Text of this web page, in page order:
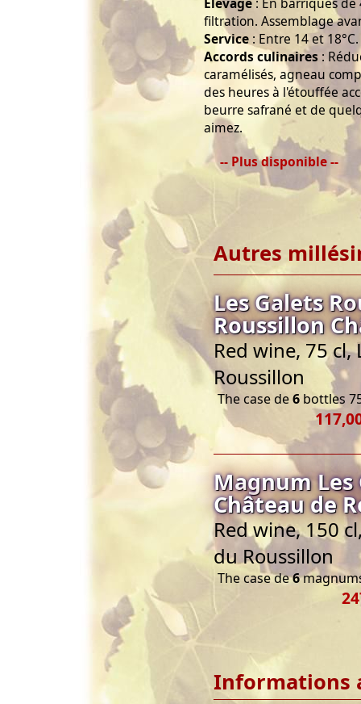
filtration. Assemblage
Service : Entre 14 et 18°C.
Accords culinaires :
caramélisés, agneau
des heures à l'étouffée
beurre safrané et de
aimez.
-- Plus disponible --
Autres
Les Galets
Roussillon
Red wine, 75
Roussillon
The case de6 bottles
Magnum Les
Château de
Red wine, 150
du Roussillon
The case de6
Informations